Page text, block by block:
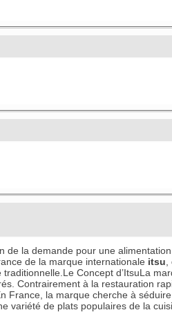
la demande pour une
de la marque internationale itsu
Concept d’ItsuLa
Contrairement à la restauration
la marque cherche à
variété de plats populaires de la